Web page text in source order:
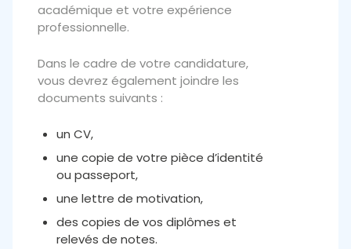
académique et votre expérience
professionnelle.
Dans le cadre de votre candidature,
vous devrez également joindre les
documents suivants :
un CV,
une copie de votre pièce d’identité
ou passeport,
une lettre de motivation,
des copies de vos diplômes et
relevés de notes.